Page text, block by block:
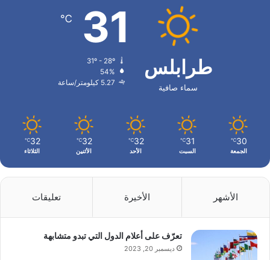
طرابلس
سماء صافية
31
℃
54%
5.27 كيلومتر/ساعة
30
℃
الجمعة
31
℃
السبت
32
℃
الأحد
32
℃
الأثنين
32
℃
الثلاثاء
الأشهر الأخيرة تعليقات
تعرّف على أعلام الدول التي تبدو متشابهة
ديسمبر 20, 2023